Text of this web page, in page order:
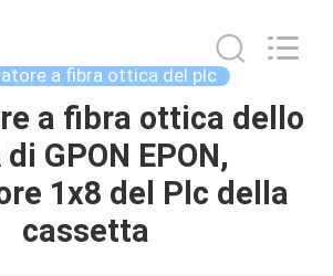
a fibra ottica del plc
a fibra ottica dello
GPON EPON,
1x8 del Plc della
cassetta